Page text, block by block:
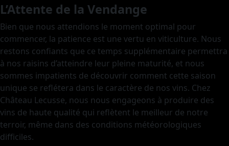
L’Attente de la Vendange
Bien que nous attendions le moment optimal pour
commencer, la patience est une vertu en viticulture. Nous
restons confiants que ce temps supplémentaire permettra
à nos raisins d’atteindre leur pleine maturité, et nous
sommes impatients de découvrir comment cette saison
unique se reflétera dans le caractère de nos vins. Chez
Château Lecusse, nous nous engageons à produire des
vins de haute qualité qui reflètent le meilleur de notre
terroir, même dans des conditions météorologiques
difficiles.